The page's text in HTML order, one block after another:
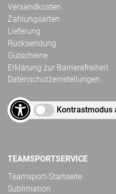
Versandkosten
Zahlungsarten
Lieferung
Rücksendung
Gutscheine
Erklärung zur Barrierefreiheit
Datenschutzeinstellungen
Kontrastmodus
TEAMSPORTSERVICE
Teamsport-Startseite
Sublimation